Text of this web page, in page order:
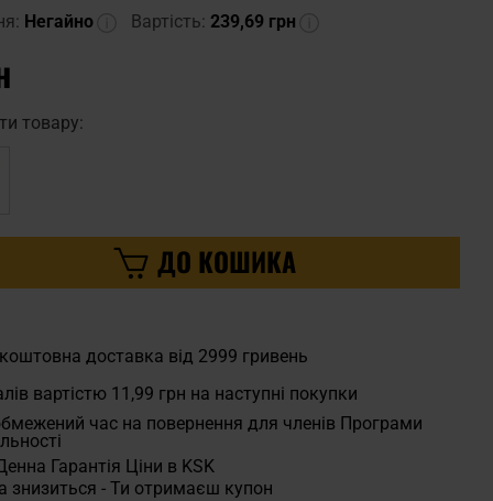
Негайно Вартість: 239,69 грн
товару:
ДО КОШИКА
доставка від 2999 гривень
вартістю 11,99 грн на наступні покупки
час на повернення для членів Програми
Гарантія Ціни в KSK
знизиться - Ти отримаєш купон